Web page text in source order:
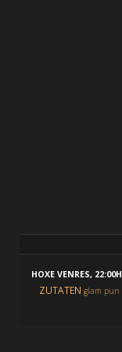
HOXE VENRES, 22:00H
ZUTATEN glam pun